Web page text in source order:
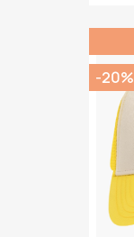
-20%